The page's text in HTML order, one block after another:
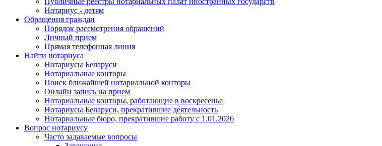
Нотариус - детям
Обращения граждан
Порядок рассмотрения обращений
Личный прием
Прямая телефонная линия
Найти нотариуса
Нотариусы Беларуси
Нотариальные конторы
Поиск ближайшей нотариальной конторы
Онлайн запись на прием
Нотариальные конторы, работающие в воскресенье
Нотариусы Беларуси, прекратившие деятельность
Нотариальные бюро, прекратившие работу с 1.01.2026
Вопрос нотариусу
Часто задаваемые вопросы